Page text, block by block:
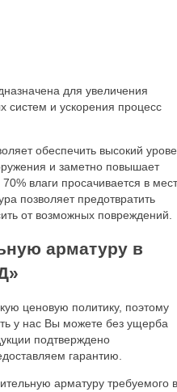
для увеличения
систем и ускорения процесс
обеспечить высокий
и заметно повышает
влаги просачивается в
позволяет предотвратить
от возможных повреждений.
арматуру в
ценовую политику, поэтому
у нас Вы можете без ущерба
подтверждено
гарантию.
арматуру требуемого